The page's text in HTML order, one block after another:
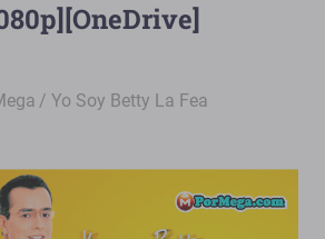
Yo Soy Betty La Fea